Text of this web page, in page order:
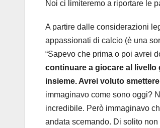
Noi ci limiteremo a riportare le
A partire dalle considerazioni
appassionati di calcio (è una
“Sapevo che prima o poi avrei
continuare a giocare al
insieme. Avrei voluto
immaginavo come sono oggi?
incredibile. Però immaginavo
andata scemando. Di solito